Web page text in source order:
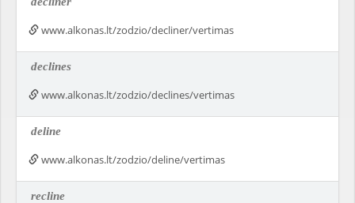
www.alkonas.lt/zodzio/decliner/vertimas
declines
www.alkonas.lt/zodzio/declines/vertimas
deline
www.alkonas.lt/zodzio/deline/vertimas
recline